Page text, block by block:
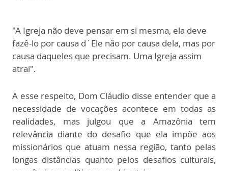
"A Igreja não deve pensar em si mesma, ela deve
fazê-lo por causa d´Ele não por causa dela, mas por
causa daqueles que precisam. Uma Igreja assim
atrai".
A esse respeito, Dom Cláudio disse entender que a
necessidade de vocações acontece em todas as
realidades, mas julgou que a Amazônia tem
relevância diante do desafio que ela impõe aos
missionários que atuam nessa região, tanto pelas
longas distâncias quanto pelos desafios culturais,